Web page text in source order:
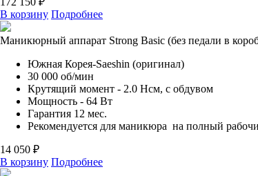
В корзину Подробнее
Маникюрный аппарат Strong Basic (без педали в
Южная Корея-Saeshin (оригинал)
30 000 об/мин
Крутящий момент - 2.0 Нсм, с обдувом
Мощность - 64 Вт
Гарантия 12 мес.
Рекомендуется для маникюра на полный
14 050 ₽
В корзину Подробнее